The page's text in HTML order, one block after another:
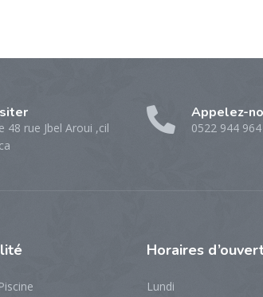
48 rue Jbel Aroui ,cil
Appelez-
0522 944 964
Horaires
Lundi